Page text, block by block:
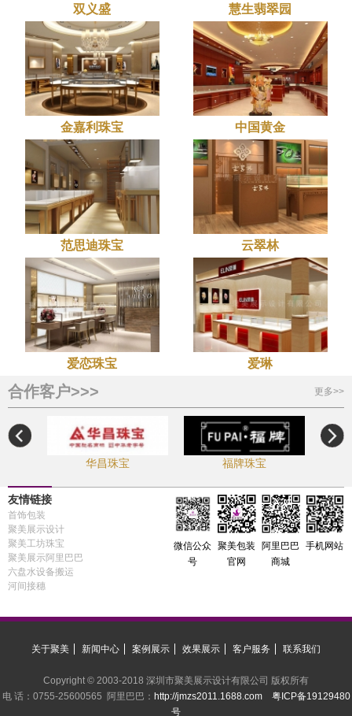
双义盛 慧生翡翠园
金嘉利珠宝 中国黄金
范思迪珠宝 云翠林
爱恋珠宝 爱琳
合作客户>>> 更多>>
华昌珠宝 福牌珠宝
友情链接
首饰包装
聚美展示设计
聚美工坊珠宝
聚美展示阿里巴巴
六盘水设备搬运
河间接穗
手机网站
阿里巴巴
商城
聚美包装
官网
微信公众
号
关于聚美 新闻中心 案例展示 效果展示 客户服务 联系我们
Copyright © 2003-2018 深圳市聚美展示设计有限公司 版权所有
电 话：0755-25600565 阿里巴巴： http://jmzs2011.1688.com
粤ICP备19129480
号